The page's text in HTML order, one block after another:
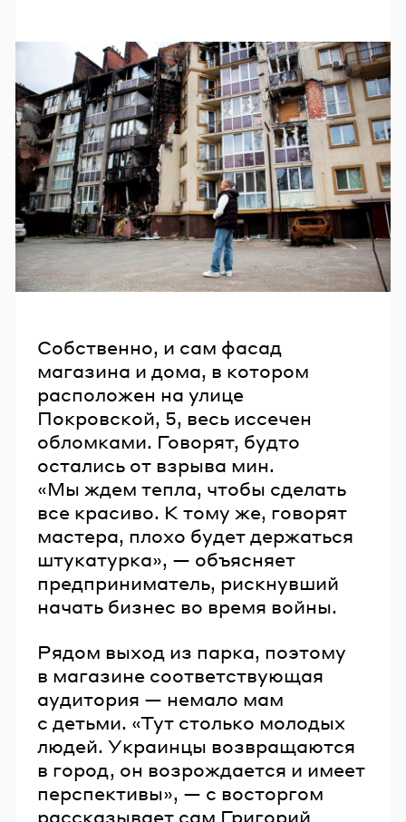
Собственно, и сам фасад
магазина и дома, в котором
расположен на улице
Покровской, 5, весь иссечен
обломками. Говорят, будто
остались от взрыва мин.
«Мы ждем тепла, чтобы сделать
все красиво. К тому же, говорят
мастера, плохо будет держаться
штукатурка», — объясняет
предприниматель, рискнувший
начать бизнес во время войны.
Рядом выход из парка, поэтому
в магазине соответствующая
аудитория — немало мам
с детьми. «Тут столько молодых
людей. Украинцы возвращаются
в город, он возрождается и имеет
перспективы», — с восторгом
рассказывает сам Григорий